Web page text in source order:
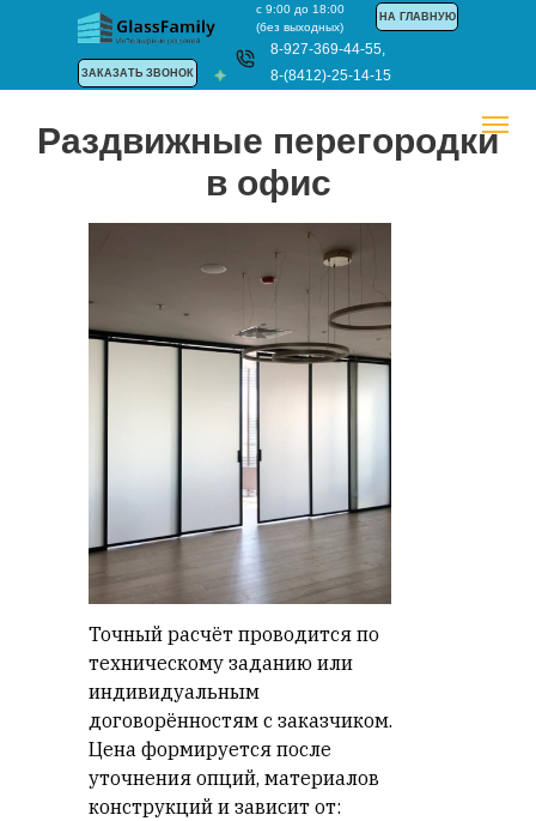
8-927-369-44-55,
8-(8412)-25-14-15
ЗАКАЗАТЬ ЗВОНОК
НА ГЛАВНУЮ
с 9:00 до 18:00
(без выходных)
Раздвижные перегородки
в офис
Точный расчёт проводится по
техническому заданию или
индивидуальным
договорённостям с заказчиком.
Цена формируется после
уточнения опций, материалов
конструкций и зависит от: